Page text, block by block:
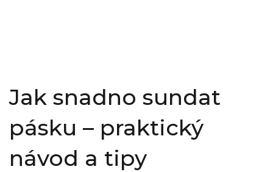
Jak snadno sundat
pásku – praktický
návod a tipy